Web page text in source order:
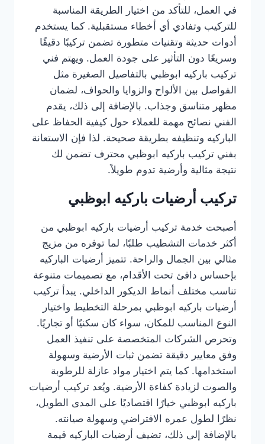
في العمل، للتأكد من اختيار الطريقة المناسبة
للتركيب وتفادي أي أخطاء مستقبلية. كما يستخدم
أدوات حديثة وتقنيات متطورة تضمن تركيبًا دقيقًا
وسريعًا دون التأثير على جودة العمل. ويهتم فني
تركيب باركيه ابوظبي بالتفاصيل الصغيرة مثل
الفواصل بين الألواح والزوايا والحواف، لضمان
مظهر متناسق وجذاب. بالإضافة إلى ذلك، يقدم
الفني نصائح مهمة للعملاء حول كيفية الحفاظ على
الباركيه وتنظيفه بطريقة صحيحة. لذا فإن الاستعانة
بفني تركيب باركيه ابوظبي محترف تضمن لك
نتيجة مثالية وأرضية تدوم طويلاً.
تركيب أرضيات باركيه ابوظبي
أصبحت خدمة تركيب أرضيات باركيه ابوظبي من
أكثر خدمات التشطيب طلبًا، لما توفره من مزيج
مثالي بين الجمال والراحة. تتميز أرضيات الباركيه
بإحساس دافئ تحت الأقدام، مع تصميمات متنوعة
تناسب مختلف أنماط الديكور الداخلي. يبدأ تركيب
أرضيات باركيه ابوظبي بمرحلة التخطيط واختيار
النوع المناسب للمكان، سواء كان سكنيًا أو تجاريًا.
وتحرص الشركات المتخصصة على تنفيذ العمل
وفق معايير دقيقة تضمن ثبات الأرضية وسهولة
استخدامها. كما يتم اختيار مواد عازلة للرطوبة
والصوت لزيادة كفاءة الأرضية. ويُعد تركيب أرضيات
باركيه ابوظبي خيارًا اقتصاديًا على المدى الطويل،
نظرًا لطول عمره الافتراضي وسهولة صيانته.
بالإضافة إلى ذلك، تضيف أرضيات الباركيه قيمة